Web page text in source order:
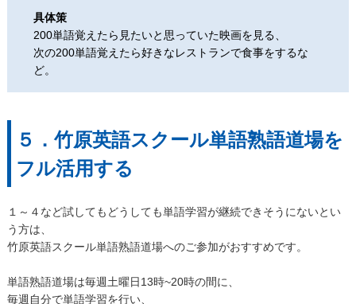
具体策
200単語覚えたら見たいと思っていた映画を見る、
次の200単語覚えたら好きなレストランで食事をするな
ど。
５．竹原英語スクール単語熟語道場を
フル活用する
１～４など試してもどうしても単語学習が継続できそうにないとい
う方は、
竹原英語スクール単語熟語道場へのご参加がおすすめです。
単語熟語道場は毎週土曜日13時~20時の間に、
毎週自分で単語学習を行い、